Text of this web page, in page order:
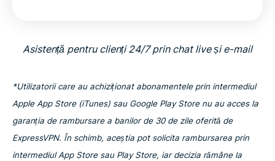
Asistență pentru clienți 24/7 prin chat live și e-mail
*Utilizatorii care au achiziționat abonamentele prin intermediul
Apple App Store (iTunes) sau Google Play Store nu au acces la
garanția de rambursare a banilor de 30 de zile oferită de
ExpressVPN. În schimb, aceștia pot solicita rambursarea prin
intermediul App Store sau Play Store, iar decizia rămâne la